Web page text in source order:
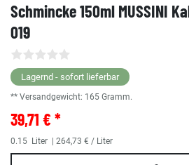
Schmincke 150ml MUSSINI
019
Lagernd - sofort lieferbar
** Versandgewicht: 165 Gramm.
39,71 € *
0.15 Liter | 264,73 € / Liter